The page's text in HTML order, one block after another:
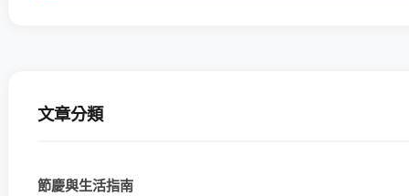
文章分類
節慶與生活指南